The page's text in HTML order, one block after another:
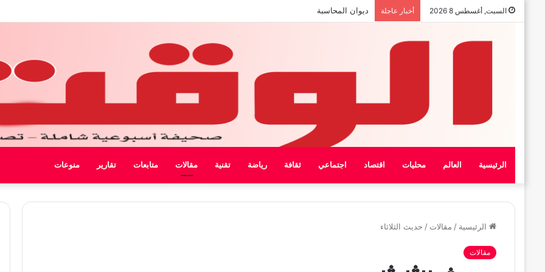
السبت, أغسطس 8 2026 أخبار عاجلة بيان الإتحاد الوطنى العام لعمال ليبيا
الرئيسية العالم محليات اقتصاد اجتماعي ثقافة رياضة تقنية مقالات متابعات تقارير منوعات
الرئيسية / مقالات / حديث الثلاثاء
مقالات